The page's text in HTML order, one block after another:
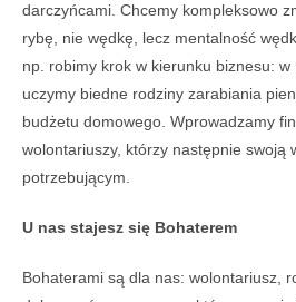
darczyńcami. Chcemy kompleksowo
rybę, nie wędkę, lecz mentalność
np. robimy krok w kierunku biznesu:
uczymy biedne rodziny zarabiania
budżetu domowego. Wprowadzamy
wolontariuszy, którzy następnie swoją
potrzebującym.
U nas stajesz się Bohaterem
Bohaterami są dla nas: wolontariusz,